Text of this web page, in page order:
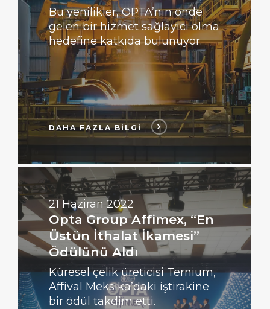
Bu yenilikler, OPTA’nın önde
gelen bir hizmet sağlayıcı olma
hedefine katkıda bulunuyor.
DAHA FAZLA BİLGİ
21 Haziran 2022
Opta Group Affimex, “En
Üstün İthalat İkamesi”
Ödülünü Aldı
Küresel çelik üreticisi Ternium,
Affival Meksika’daki iştirakine
bir ödül takdim etti.
DAHA
FAZLA
BİLGİ